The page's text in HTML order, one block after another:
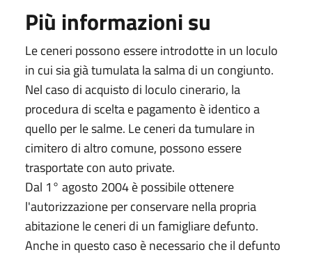
Più informazioni su
Le ceneri possono essere introdotte in un loculo
in cui sia già tumulata la salma di un congiunto.
Nel caso di acquisto di loculo cinerario, la
procedura di scelta e pagamento è identico a
quello per le salme. Le ceneri da tumulare in
cimitero di altro comune, possono essere
trasportate con auto private.
Dal 1° agosto 2004 è possibile ottenere
l'autorizzazione per conservare nella propria
abitazione le ceneri di un famigliare defunto.
Anche in questo caso è necessario che il defunto